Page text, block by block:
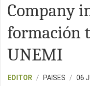
Company
formación
UNEMI
EDITOR PAISES 06